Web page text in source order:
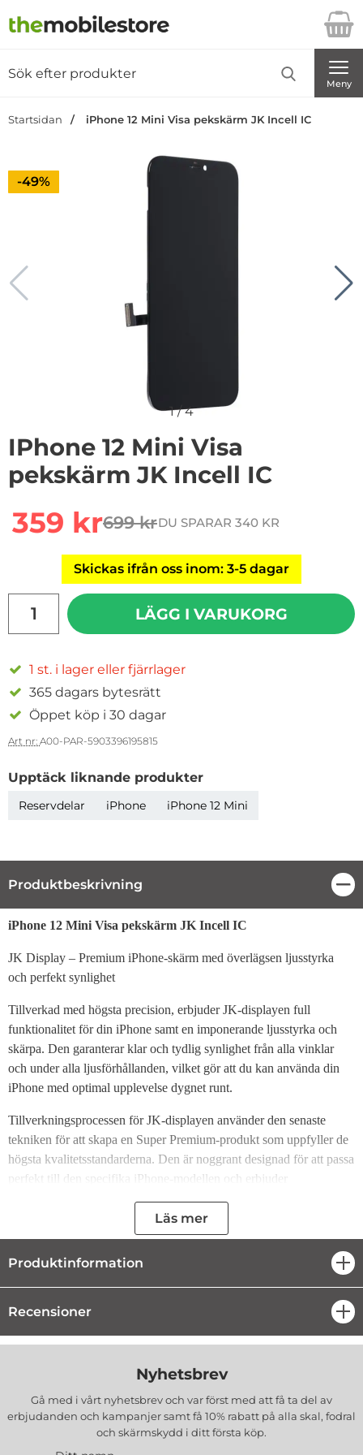
Startsidan för Danira Telecom AB
Meny
Startsidan iPhone 12 Mini Visa pekskärm JK Incell IC
Priset är nedsatt med
-49%
1/4
IPhone 12 Mini Visa
pekskärm JK Incell IC
rea pris
359 krtidigare pris
699 krDU SPARAR 340 KR
Skickas ifrån oss inom: 3-5 dagar
LÄGG I VARUKORG
1 st. i lager eller fjärrlager
365 dagars bytesrätt
Öppet köp i 30 dagar
Art nr: A00-PAR-5903396195815
Upptäck liknande produkter
Reservdelar iPhone iPhone 12 Mini
Produktbeskrivning
Produktbeskrivning
iPhone 12 Mini Visa pekskärm JK Incell IC
JK Display – Premium iPhone-skärm med överlägsen ljusstyrka
och perfekt synlighet
Tillverkad med högsta precision, erbjuder JK-displayen full
funktionalitet för din iPhone samt en imponerande ljusstyrka och
skärpa. Den garanterar klar och tydlig synlighet från alla vinklar
och under alla ljusförhållanden, vilket gör att du kan använda din
iPhone med optimal upplevelse dygnet runt.
Tillverkningsprocessen för JK-displayen använder den senaste
tekniken för att skapa en Super Premium-produkt som uppfyller de
högsta kvalitetsstandarderna. Den är noggrant designad för att passa
perfekt till den specifika iPhone-modellen och erbjuder
Fördelar med JK Display:
Perfekt bildkvalitet: JK-displayen är helt fri från missfärgningar och
Imponerande ljusstyrka och synlighet: Displayen ger hög ljusstyrka
och utmärkt synlighet även i starkt solljus, vilket gör att du alltid
tydlig bildkvalitet, även när du bär solglasögon utomhus.
JK-displayen är det perfekta valet för den som söker överlägsen
bildkvalitet och långvarig hållbarhet, och gör din iPhone-upplevelse
ännu bättre oavsettanvändningsmiljö.
Läs mer
Produktinformation
Recensioner
Nyhetsbrev
Gå med i vårt nyhetsbrev och var först med att få ta del av
erbjudanden och kampanjer samt få 10% rabatt på alla skal, fodral
och skärmskydd i ditt första köp.